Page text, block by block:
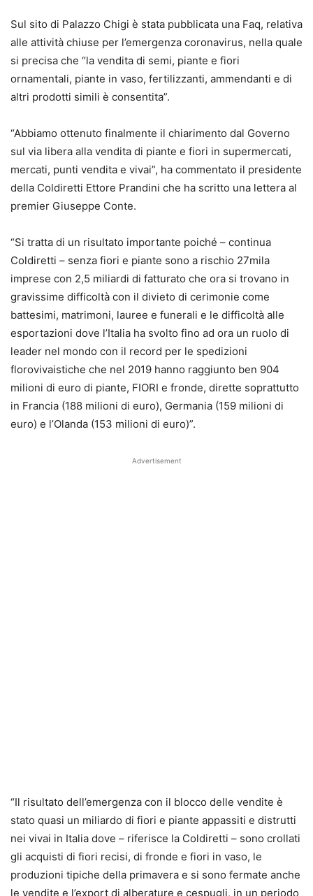
Sul sito di Palazzo Chigi è stata pubblicata una Faq, relativa
alle attività chiuse per l’emergenza coronavirus, nella quale
si precisa che “la vendita di semi, piante e fiori
ornamentali, piante in vaso, fertilizzanti, ammendanti e di
altri prodotti simili è consentita”.
“Abbiamo ottenuto finalmente il chiarimento dal Governo
sul via libera alla vendita di piante e fiori in supermercati,
mercati, punti vendita e vivai”, ha commentato il presidente
della Coldiretti Ettore Prandini che ha scritto una lettera al
premier Giuseppe Conte.
“Si tratta di un risultato importante poiché – continua
Coldiretti – senza fiori e piante sono a rischio 27mila
imprese con 2,5 miliardi di fatturato che ora si trovano in
gravissime difficoltà con il divieto di cerimonie come
battesimi, matrimoni, lauree e funerali e le difficoltà alle
esportazioni dove l’Italia ha svolto fino ad ora un ruolo di
leader nel mondo con il record per le spedizioni
florovivaistiche che nel 2019 hanno raggiunto ben 904
milioni di euro di piante, FIORI e fronde, dirette soprattutto
in Francia (188 milioni di euro), Germania (159 milioni di
euro) e l’Olanda (153 milioni di euro)”.
Advertisement
“Il risultato dell’emergenza con il blocco delle vendite è
stato quasi un miliardo di fiori e piante appassiti e distrutti
nei vivai in Italia dove – riferisce la Coldiretti – sono crollati
gli acquisti di fiori recisi, di fronde e fiori in vaso, le
produzioni tipiche della primavera e si sono fermate anche
le vendite e l’export di alberature e cespugli, in un periodo